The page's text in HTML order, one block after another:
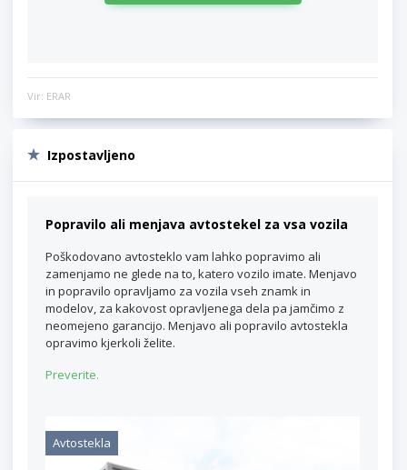
Vir: ERAR
Izpostavljeno
Popravilo ali menjava avtostekel za vsa vozila
Poškodovano avtosteklo vam lahko popravimo ali
zamenjamo ne glede na to, katero vozilo imate. Menjavo
in popravilo opravljamo za vozila vseh znamk in
modelov, za kakovost opravljenega dela pa jamčimo z
neomejeno garancijo. Menjavo ali popravilo avtostekla
opravimo kjerkoli želite.
Preverite.
Avtostekla